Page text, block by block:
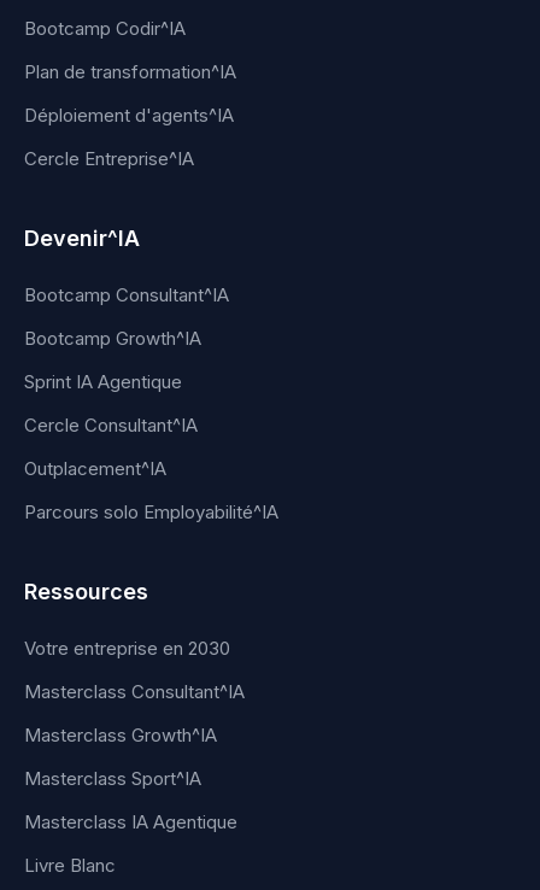
Bootcamp Codir^IA
Plan de transformation^IA
Déploiement d'agents^IA
Cercle Entreprise^IA
Devenir^IA
Bootcamp Consultant^IA
Bootcamp Growth^IA
Sprint IA Agentique
Cercle Consultant^IA
Outplacement^IA
Parcours solo Employabilité^IA
Ressources
Votre entreprise en 2030
Masterclass Consultant^IA
Masterclass Growth^IA
Masterclass Sport^IA
Masterclass IA Agentique
Livre Blanc